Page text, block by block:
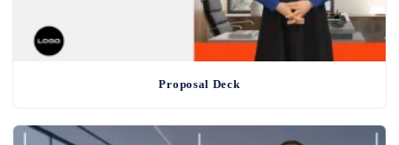
Proposal Deck